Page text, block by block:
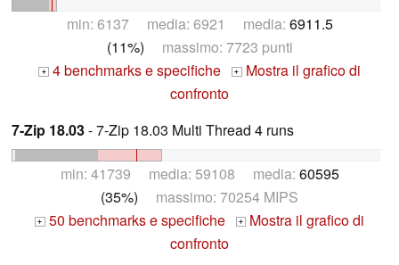
min: 6137 media: 6921 media: 6911.5
(11%) massimo: 7723 punti
+ 4 benchmarks e specifiche + Mostra il grafico di
confronto
7-Zip 18.03- 7-Zip 18.03 Multi Thread 4 runs
min: 41739 media: 59108 media: 60595
(35%) massimo: 70254 MIPS
+ 50 benchmarks e specifiche +
Mostra il grafico di
confronto